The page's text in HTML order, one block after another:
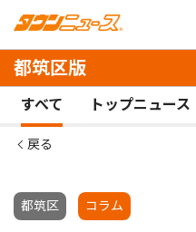
都筑区版
すべて トップニュース
戻る
都筑区 コラム